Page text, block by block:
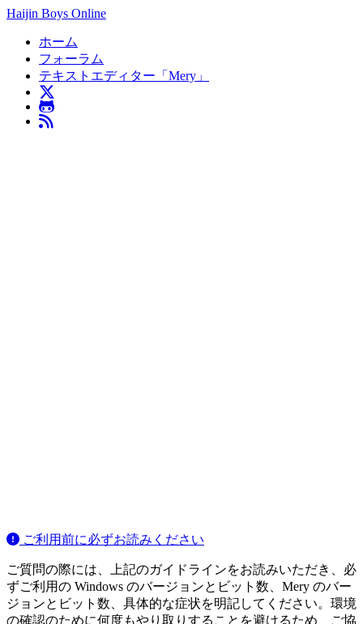
Haijin Boys Online
ホーム
フォーラム
テキストエディター「Mery」
ご利用前に必ずお読みください
ご質問の際には、上記のガイドラインをお読みいただき、必
ずご利用の Windows のバージョンとビット数、Mery のバー
ジョンとビット数、具体的な症状を明記してください。環境
の確認のために何度もやり取りすることを避けるため、ご協